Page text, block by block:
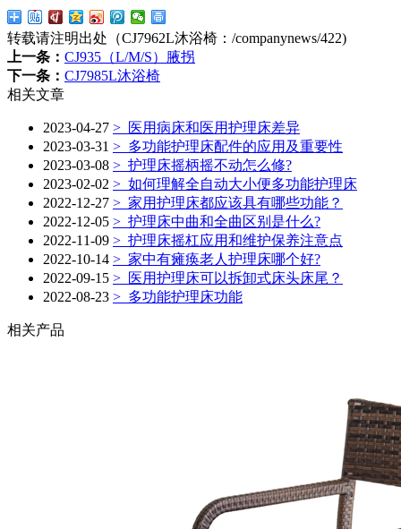
转载请注明出处（CJ7962L沐浴椅： /companynews/422)
上一条： CJ935（L/M/S）腋拐
下一条： CJ7985L沐浴椅
相关文章
2023-04-27 > 医用病床和医用护理床差异
2023-03-31 > 多功能护理床配件的应用及重要性
2023-03-08 > 护理床摇柄摇不动怎么修?
2023-02-02 > 如何理解全自动大小便多功能护理床
2022-12-27 > 家用护理床都应该具有哪些功能？
2022-12-05 > 护理床中曲和全曲区别是什么?
2022-11-09 > 护理床摇杠应用和维护保养注意点
2022-10-14 > 家中有瘫痪老人护理床哪个好?
2022-09-15 > 医用护理床可以拆卸式床头床尾？
2022-08-23 > 多功能护理床功能
相关产品